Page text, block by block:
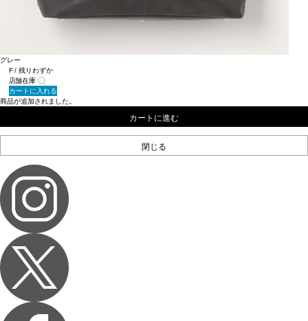
グレー
F / 残りわずか
店舗在庫
カートに入れる
商品が追加されました。
カートに進む
閉じる